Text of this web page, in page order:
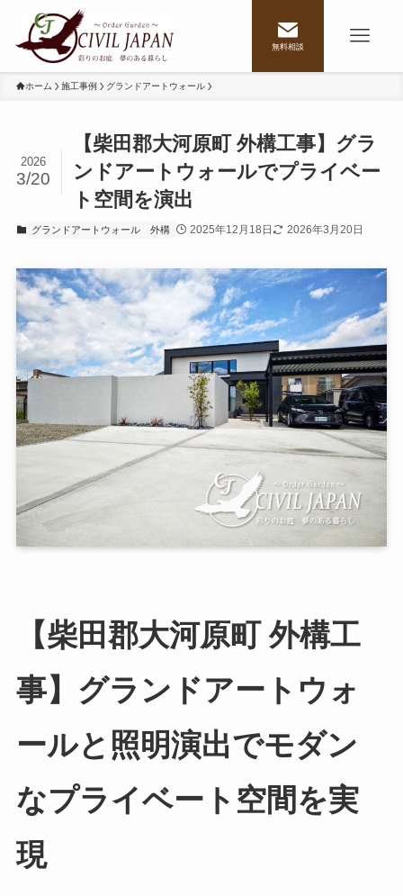
無料相談
ホーム 施工事例 グランドアートウォール
【柴田郡大河原町 外構工事】グラ
ンドアートウォールでプライベー
ト空間を演出
2026
3/20
グランドアートウォール 外構 2025年12月18日 2026年3月20日
【柴田郡大河原町 外構工
事】グランドアートウォ
ールと照明演出でモダン
なプライベート空間を実
現